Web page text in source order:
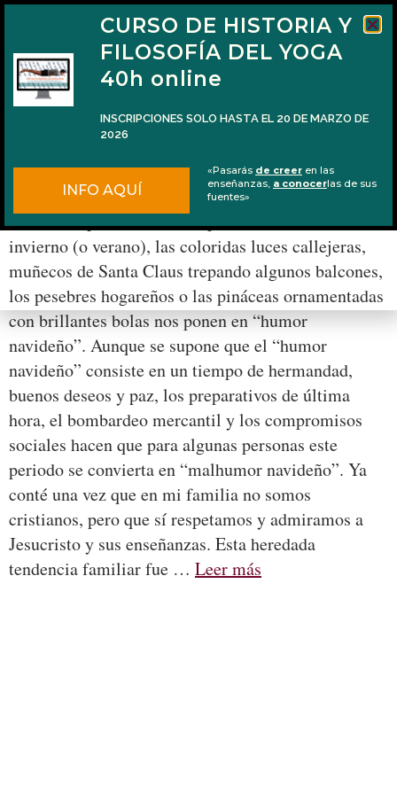
Swami Premananda y cómo tener una
Navidad espiritual
Ya es esa época del año en que el solsticio de
invierno (o verano), las coloridas luces callejeras,
muñecos de Santa Claus trepando algunos balcones,
los pesebres hogareños o las pináceas ornamentadas
con brillantes bolas nos ponen en “humor
navideño”. Aunque se supone que el “humor
navideño” consiste en un tiempo de hermandad,
buenos deseos y paz, los preparativos de última
hora, el bombardeo mercantil y los compromisos
sociales hacen que para algunas personas este
periodo se convierta en “malhumor navideño”. Ya
conté una vez que en mi familia no somos
cristianos, pero que sí respetamos y admiramos a
Jesucristo y sus enseñanzas. Esta heredada
tendencia familiar fue … Leer más
CURSO DE HISTORIA Y
FILOSOFÍA DEL YOGA
40h online
INSCRIPCIONES SOLO HASTA EL 20 DE MARZO DE
2026
INFO AQUÍ
«Pasarás de creer en las
enseñanzas, a conocerlas de sus
fuentes»